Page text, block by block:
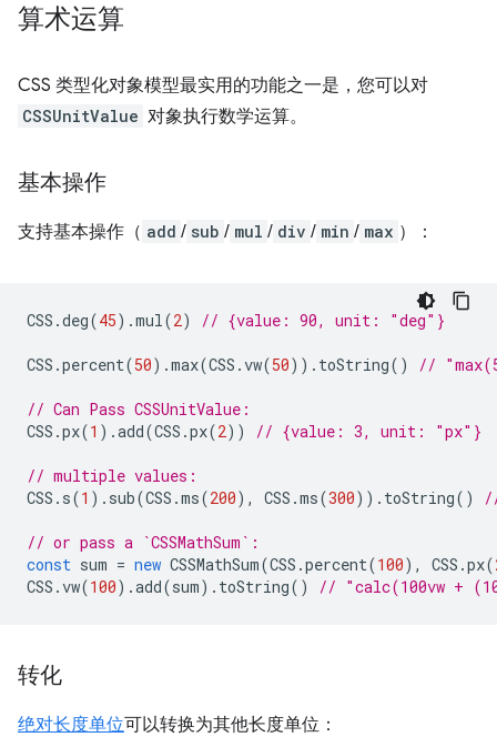
算术运算
CSS 类型化对象模型最实用的功能之一是，您可以对
CSSUnitValue 对象执行数学运算。
基本操作
支持基本操作（ add / sub / mul / div / min / max ）：
CSS .deg(45).mul(2) // {value: 90, unit: "deg"}
CSS .percent(50).max(CSS .vw(50)). toString() //
// Can Pass CSSUnitValue:
CSS .px(1 ).add(CSS .px(2)) // {value: 3, unit: "px"}
// multiple values:
CSS . s(1 ). sub(CSS .ms(200), CSS .ms(300)). toString()
// or pass a `CSSMathSum`:
const sum = new CSSMathSum(CSS .percent(100), CSS .px(
CSS .vw(100).add(sum). toString() // "calc(100vw +
转化
绝对长度单位可以转换为其他长度单位：